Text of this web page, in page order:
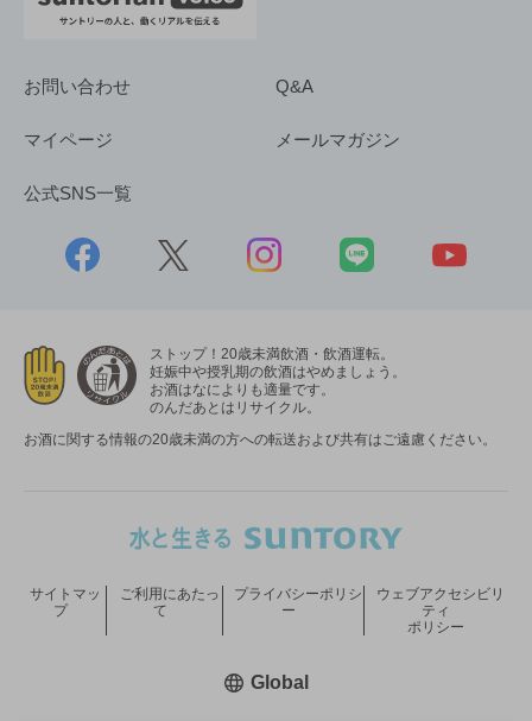
お問い合わせ Q&A
マイページ メールマガジン
公式SNS一覧
ストップ！20歳未満飲酒・飲酒運転。
妊娠中や授乳期の飲酒はやめましょう。
お酒はなによりも適量です。
のんだあとはリサイクル。
お酒に関する情報の20歳未満の方への転送および共有はご遠慮ください。
サイトマッ
プ
ご利用にあたっ
て
プライバシーポリシ
ー
ウェブアクセシビリ
ティ
ポリシー
Global新しいウィンドウで開く